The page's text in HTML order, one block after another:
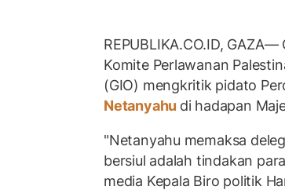
REPUBLIKA.CO.ID,
Komite Perlawanan
(GIO) mengkritik pidato
Netanyahu di hadapan
"Netanyahu memaksa
bersiul adalah tindakan
media Kepala Biro politik